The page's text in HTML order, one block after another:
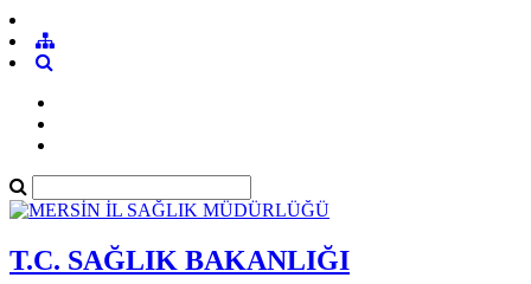
T.C. SAĞLIK BAKANLIĞI